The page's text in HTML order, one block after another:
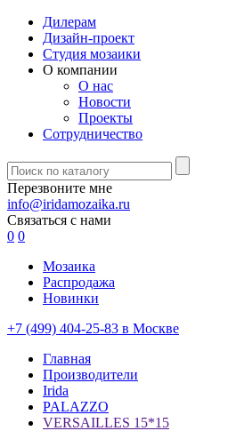
Дилерам
Дизайн-проект
Студия мозаики
О компании
О нас
Новости
Проекты
Сотрудничество
Перезвоните мне
info@iridamozaika.ru
Связаться с нами
0 0
Мозаика
Распродажа
Новинки
+7 (499) 404-25-83 в Москве
Главная
Производители
Irida
PALAZZO
VERSAILLES 15*15